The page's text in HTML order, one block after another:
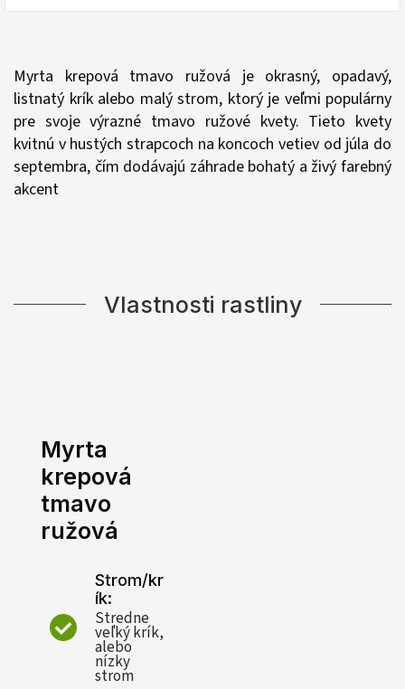
Myrta krepová tmavo ružová je okrasný, opadavý,
listnatý krík alebo malý strom, ktorý je veľmi populárny
pre svoje výrazné tmavo ružové kvety. Tieto kvety
kvitnú v hustých strapcoch na koncoch vetiev od júla do
septembra, čím dodávajú záhrade bohatý a živý farebný
akcent
Vlastnosti rastliny
Myrta
krepová
tmavo
ružová
Strom/kr
ík:
Stredne
veľký krík,
alebo
nízky
strom